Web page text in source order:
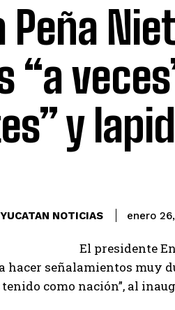
Peña
“a
y
NOTICIAS enero
El presidente
señalamientos muy
como nación”, al